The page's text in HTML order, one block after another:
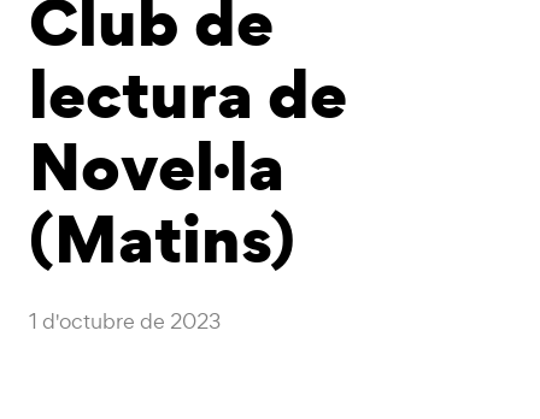
Club de
lectura de
Novel·la
(Matins)
1 d'octubre de 2023